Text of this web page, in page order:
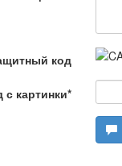
в кадре
код
с картинки*